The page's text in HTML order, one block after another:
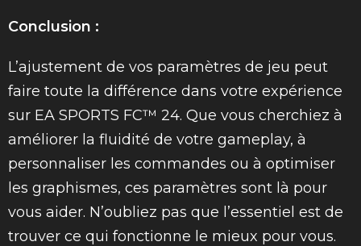
Conclusion :
L’ajustement de vos paramètres de jeu peut
faire toute la différence dans votre expérience
sur EA SPORTS FC™ 24. Que vous cherchiez à
améliorer la fluidité de votre gameplay, à
personnaliser les commandes ou à optimiser
les graphismes, ces paramètres sont là pour
vous aider. N’oubliez pas que l’essentiel est de
trouver ce qui fonctionne le mieux pour vous.